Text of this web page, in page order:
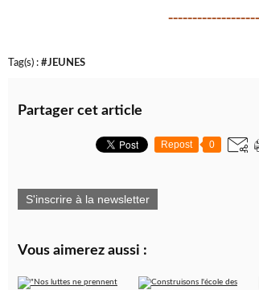
Tag(s) : #JEUNES
Partager cet article
Repost 0
S'inscrire à la newsletter
Vous aimerez aussi :